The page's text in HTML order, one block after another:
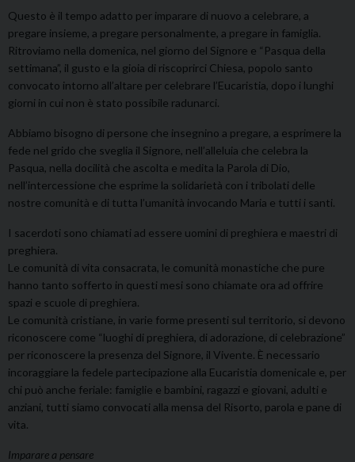
Questo è il tempo adatto per imparare di nuovo a celebrare, a
pregare insieme, a pregare personalmente, a pregare in famiglia.
Ritroviamo nella domenica, nel giorno del Signore e “Pasqua della
settimana”, il gusto e la gioia di riscoprirci Chiesa, popolo santo
convocato intorno all’altare per celebrare l’Eucaristia, dopo i lunghi
giorni in cui non è stato possibile radunarci.
Abbiamo bisogno di persone che insegnino a pregare, a esprimere la
fede nel grido che sveglia il Signore, nell’alleluia che celebra la
Pasqua, nella docilità che ascolta e medita la Parola di Dio,
nell’intercessione che esprime la solidarietà con i tribolati delle
nostre comunità e di tutta l’umanità invocando Maria e tutti i santi.
I sacerdoti sono chiamati ad essere uomini di preghiera e maestri di
preghiera.
Le comunità di vita consacrata, le comunità monastiche che pure
hanno tanto sofferto in questi mesi sono chiamate ora ad offrire
spazi e scuole di preghiera.
Le comunità cristiane, in varie forme presenti sul territorio, si devono
riconoscere come “luoghi di preghiera, di adorazione, di celebrazione”
per riconoscere la presenza del Signore, il Vivente. È necessario
incoraggiare la fedele partecipazione alla Eucaristia domenicale e, per
chi può anche feriale: famiglie e bambini, ragazzi e giovani, adulti e
anziani, tutti siamo convocati alla mensa del Risorto, parola e pane di
vita.
Imparare a pensare